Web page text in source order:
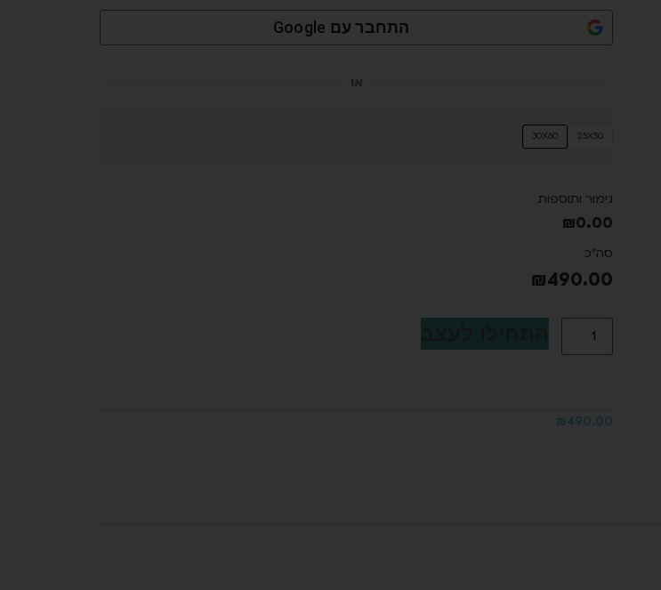
התחבר עם Google
או
25X50
30X60
גימור ותוספות
₪0.00
סה"כ
₪490.00
₪490.00